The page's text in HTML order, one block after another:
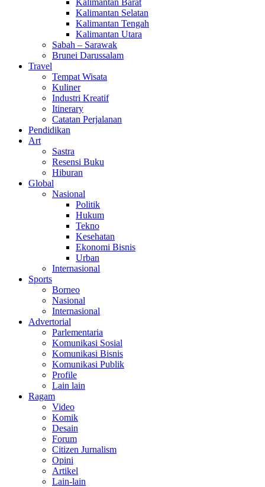
Kalimantan Barat
Kalimantan Selatan
Kalimantan Tengah
Kalimantan Utara
Sabah – Sarawak
Brunei Darussalam
Travel
Tempat Wisata
Kuliner
Industri Kreatif
Itinerary
Catatan Perjalanan
Pendidikan
Art
Sastra
Resensi Buku
Hiburan
Global
Nasional
Politik
Hukum
Tekno
Kesehatan
Ekonomi Bisnis
Urban
Internasional
Sports
Borneo
Nasional
Internasional
Advertorial
Parlementaria
Komunikasi Sosial
Komunikasi Bisnis
Komunikasi Publik
Profile
Lain lain
Ragam
Video
Komik
Desain
Forum
Citizen Jurnalism
Opini
Artikel
Lain-lain